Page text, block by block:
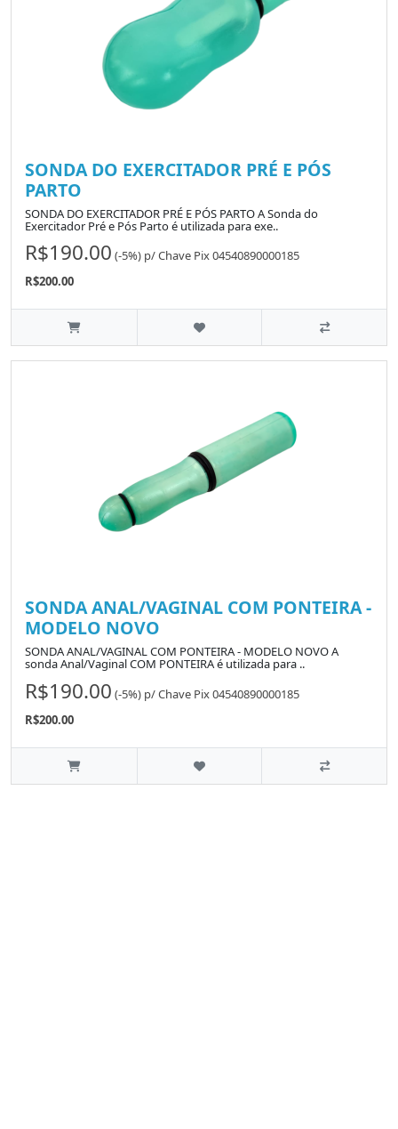
SONDA DO EXERCITADOR PRÉ E PÓS
PARTO
SONDA DO EXERCITADOR PRÉ E PÓS PARTO A Sonda do
Exercitador Pré e Pós Parto é utilizada para exe..
R$190.00 (-5%) p/Chave Pix 04540890000185
R$200.00
SONDA ANAL/VAGINAL COM PONTEIRA -
MODELO NOVO
SONDA ANAL/VAGINAL COM PONTEIRA - MODELO NOVO A
sonda Anal/Vaginal COM PONTEIRA é utilizada para ..
R$190.00 (-5%) p/Chave Pix 04540890000185
R$200.00